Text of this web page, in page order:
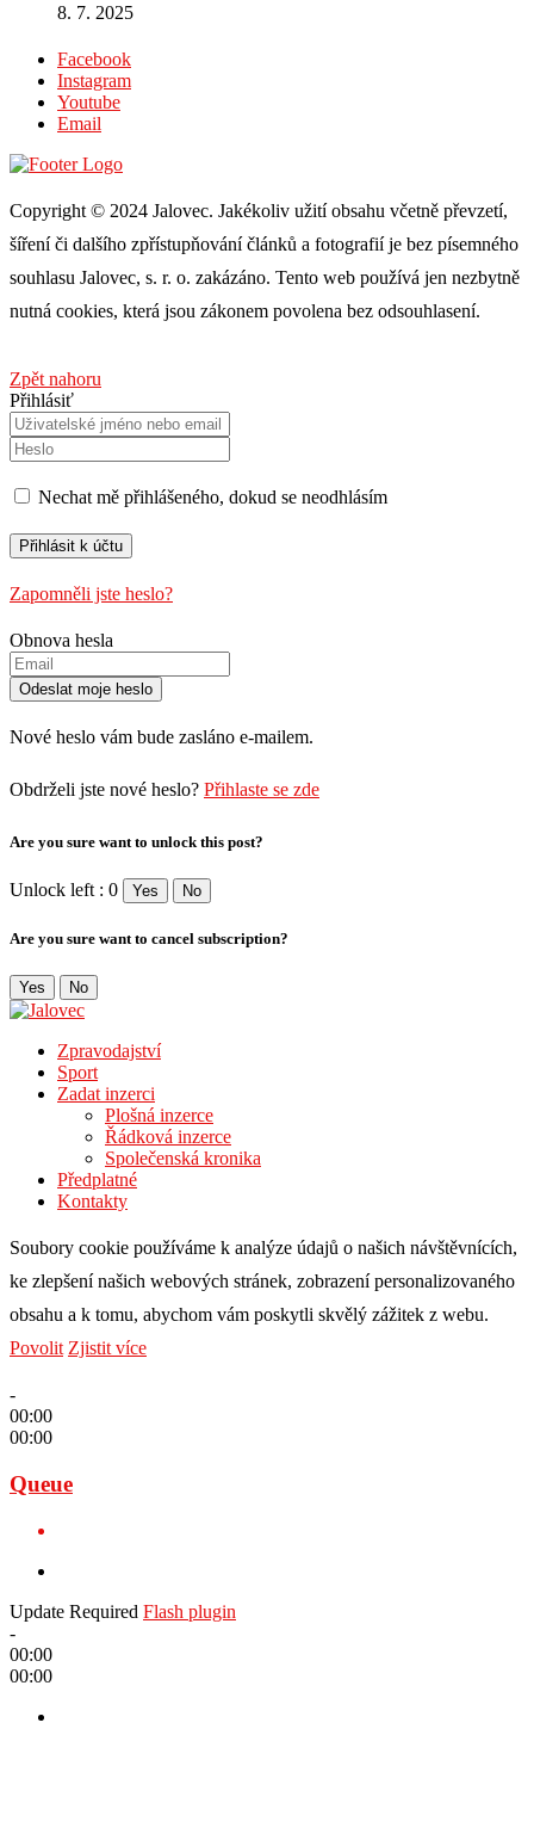
8. 7. 2025
Facebook
Instagram
Youtube
Email
Copyright © 2024 Jalovec. Jakékoliv užití obsahu včetně převzetí,
šíření či dalšího zpřístupňování článků a fotografií je bez písemného
souhlasu Jalovec, s. r. o. zakázáno. Tento web používá jen nezbytně
nutná cookies, která jsou zákonem povolena bez odsouhlasení.
Zpět nahoru
Přihlásiť
Nechat mě přihlášeného, ​​dokud se neodhlásím
Zapomněli jste heslo?
Obnova hesla
Nové heslo vám bude zasláno e-mailem.
Obdrželi jste nové heslo? Přihlaste se zde
Are you sure want to unlock this post?
Unlock left : 0 Yes No
Are you sure want to cancel subscription?
Yes No
Zpravodajství
Sport
Zadat inzerci
Plošná inzerce
Řádková inzerce
Společenská kronika
Předplatné
Kontakty
Soubory cookie používáme k analýze údajů o našich návštěvnících,
ke zlepšení našich webových stránek, zobrazení personalizovaného
obsahu a k tomu, abychom vám poskytli skvělý zážitek z webu.
Povolit Zjistit více
-
00:00
00:00
Queue
Update Required Flash plugin
-
00:00
00:00